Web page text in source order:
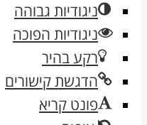
ניגודיות גבוהה
ניגודיות הפוכה
רקע בהיר
הדגשת קישורים
פונט קריא